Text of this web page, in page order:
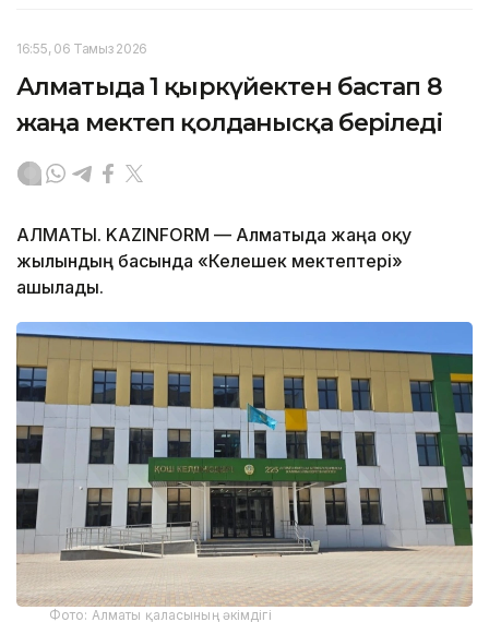
16:55, 06 Тамыз 2026
Алматыда 1 қыркүйектен бастап 8
жаңа мектеп қолданысқа беріледі
АЛМАТЫ. KAZINFORM — Алматыда жаңа оқу
жылындың басында «Келешек мектептері»
ашылады.
Фото: Алматы қаласының әкімдігі